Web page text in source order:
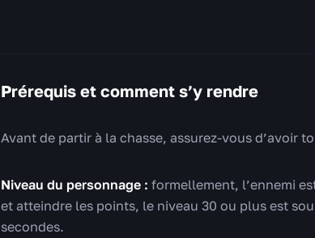
Prérequis et comment s’y rendre
Avant de partir à la chasse, assurez-vous d’avoir
Niveau du personnage : formellement, l’ennemi
et atteindre les points, le niveau 30 ou plus est
secondes.